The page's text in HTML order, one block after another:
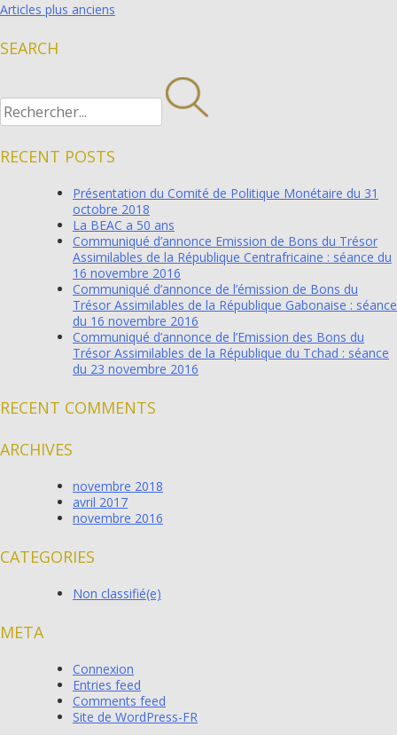
NAVIGATION
ARTICLES
Articles plus anciens
SEARCH
RECENT POSTS
Présentation du Comité de Politique Monétaire du 31
octobre 2018
La BEAC a 50 ans
Communiqué d’annonce Emission de Bons du Trésor
Assimilables de la République Centrafricaine : séance du
16 novembre 2016
Communiqué d’annonce de l’émission de Bons du
Trésor Assimilables de la République Gabonaise : séance
du 16 novembre 2016
Communiqué d’annonce de l’Emission des Bons du
Trésor Assimilables de la République du Tchad : séance
du 23 novembre 2016
RECENT COMMENTS
ARCHIVES
novembre 2018
avril 2017
novembre 2016
CATEGORIES
Non classifié(e)
META
Connexion
Entries feed
Comments feed
Site de WordPress-FR